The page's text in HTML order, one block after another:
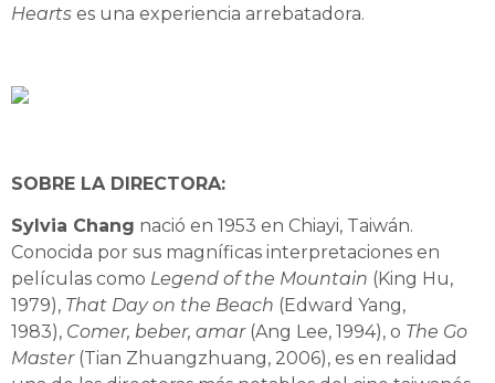
Hearts es una experiencia arrebatadora.
SOBRE LA DIRECTORA:
Sylvia Chang nació en 1953 en Chiayi, Taiwán.
Conocida por sus magníficas interpretaciones en
películas como Legend of the Mountain (King Hu,
1979), That Day on the Beach (Edward Yang,
1983), Comer, beber, amar(Ang Lee, 1994), o The Go
Master (Tian Zhuangzhuang, 2006), es en realidad